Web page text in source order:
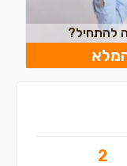
להתחיל?
2